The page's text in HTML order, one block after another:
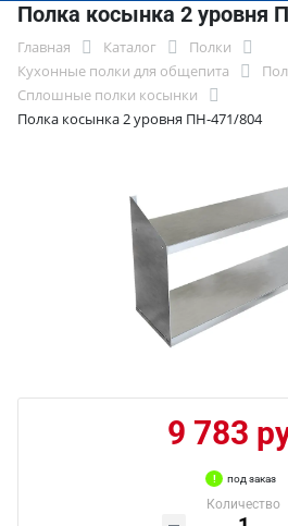
Полка косынка 2 уровня
Главная Каталог
Полки
Кухонные полки для общепита
Сплошные полки косынки
Полка косынка 2 уровня ПН-471/804
9 783
под заказ
Количество